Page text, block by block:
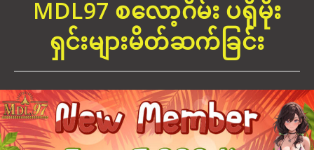
MDL97 စလော့ဂိမ်း ပရိုမိုး
ရှင်းများမိတ်ဆက်ခြင်း